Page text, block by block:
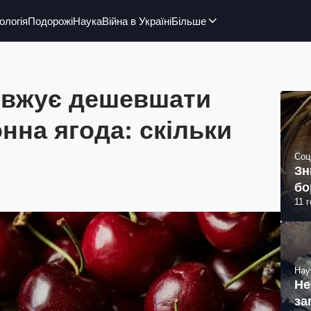
ПодорожіНаукаВійна в УкраїніБільше
дешевшати
ягода: скільки
11